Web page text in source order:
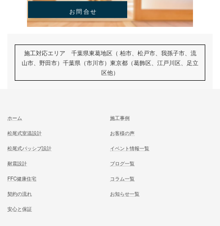
泥棒が入りづらい家にするため
対策と設計
知っておきたい注文住宅の工期
施主の役割